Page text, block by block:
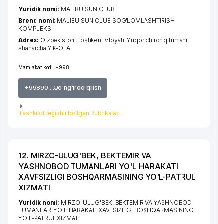
Mamlakat kodi: +998
+99890 ...Qo'ng'iroq qilish
Tashkilot tegishli bo'lgan Rubrikalar
Yuridik nomi: МALIBU SUN CLUB
Brend nomi: МALIBU SUN CLUB SOG'LOMLASHTIRISH
KOMPLEKS
Adres: O'zbekiston,Toshkent viloyati,Yuqorichirchiq tumani,
shaharcha YIK-OTA
12. MIRZO-ULUG'BEK, BEKTEMIR VA
YASHNOBOD TUMANLARI YO'L HARAKATI
XAVFSIZLIGI BOSHQARMASINING YO'L-PATRUL
XIZMATI
Yuridik nomi: MIRZO-ULUG'BEK, BEKTEMIR VA YASHNOBOD
TUMANLARI YO'L HARAKATI XAVFSIZLIGI BOSHQARMASINING
YO'L-PATRUL XIZMATI